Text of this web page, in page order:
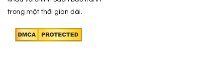
trong một thời gian dài.